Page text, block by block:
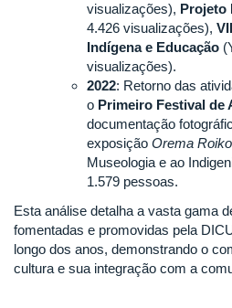
visualizações), Projeto
4.426 visualizações),
Indígena e Educação
visualizações).
2022: Retorno das
o Primeiro Festival de
documentação
exposição Orema
Museologia e ao
1.579 pessoas.
Esta análise detalha a vasta gama
fomentadas e promovidas pela
longo dos anos, demonstrando o
cultura e sua integração com a